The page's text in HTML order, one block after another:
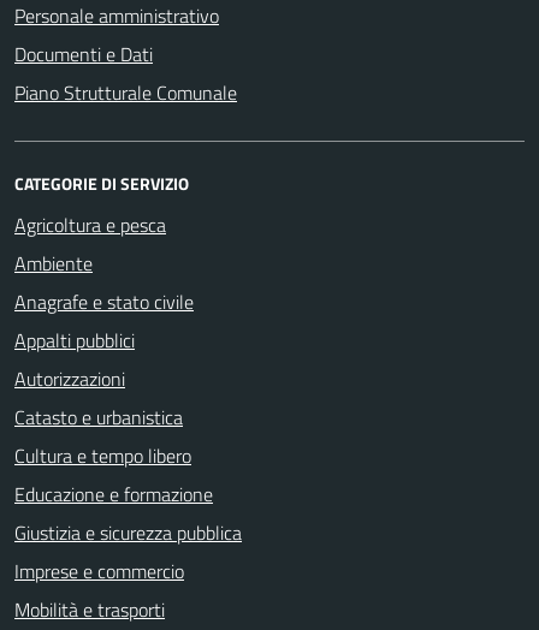
Personale amministrativo
Documenti e Dati
Piano Strutturale Comunale
CATEGORIE DI SERVIZIO
Agricoltura e pesca
Ambiente
Anagrafe e stato civile
Appalti pubblici
Autorizzazioni
Catasto e urbanistica
Cultura e tempo libero
Educazione e formazione
Giustizia e sicurezza pubblica
Imprese e commercio
Mobilità e trasporti